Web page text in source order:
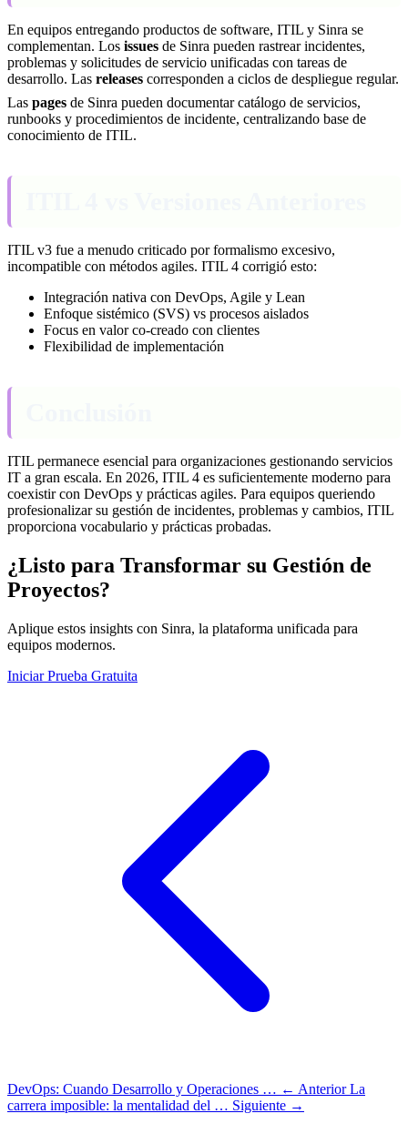
En equipos entregando productos de software, ITIL y Sinra se
complementan. Los issues de Sinra pueden rastrear incidentes,
problemas y solicitudes de servicio unificadas con tareas de
desarrollo. Las releases corresponden a ciclos de despliegue regular.
Las pages de Sinra pueden documentar catálogo de servicios,
runbooks y procedimientos de incidente, centralizando base de
conocimiento de ITIL.
ITIL v3 fue a menudo criticado por formalismo excesivo,
incompatible con métodos agiles. ITIL 4 corrigió esto:
Integración nativa con DevOps, Agile y Lean
Enfoque sistémico (SVS) vs procesos aislados
Focus en valor co-creado con clientes
Flexibilidad de implementación
ITIL permanece esencial para organizaciones gestionando servicios
IT a gran escala. En 2026, ITIL 4 es suficientemente moderno para
coexistir con DevOps y prácticas agiles. Para equipos queriendo
profesionalizar su gestión de incidentes, problemas y cambios, ITIL
proporciona vocabulario y prácticas probadas.
¿Listo para Transformar su Gestión de
Proyectos?
Aplique estos insights con Sinra, la plataforma unificada para
equipos modernos.
Iniciar Prueba Gratuita
DevOps: Cuando Desarrollo y Operaciones … ← Anterior La
carrera imposible: la mentalidad del … Siguiente →